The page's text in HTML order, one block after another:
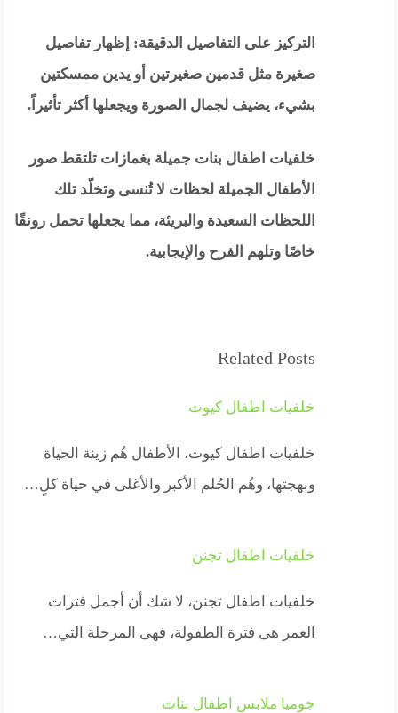
التركيز على التفاصيل الدقيقة: إظهار تفاصيل
صغيرة مثل قدمين صغيرتين أو يدين ممسكتين
بشيء، يضيف لجمال الصورة ويجعلها أكثر تأثيراً.
خلفيات اطفال بنات جميلة بغمازات تلتقط صور
الأطفال الجميلة لحظات لا تُنسى وتخلّد تلك
اللحظات السعيدة والبريئة، مما يجعلها تحمل رونقًا
خاصًا وتلهم الفرح والإيجابية.
Related Posts
خلفيات اطفال كيوت
خلفيات اطفال كيوت، الأطفال هُم زينة الحياة
وبهجتها، وهُم الحُلم الأكبر والأغلى في حياة كلٍ…
خلفيات اطفال تجنن
خلفيات اطفال تجنن، لا شك أن أجمل فترات
العمر هى فترة الطفولة، فهى المرحلة التي…
جوميا ملابس اطفال بنات